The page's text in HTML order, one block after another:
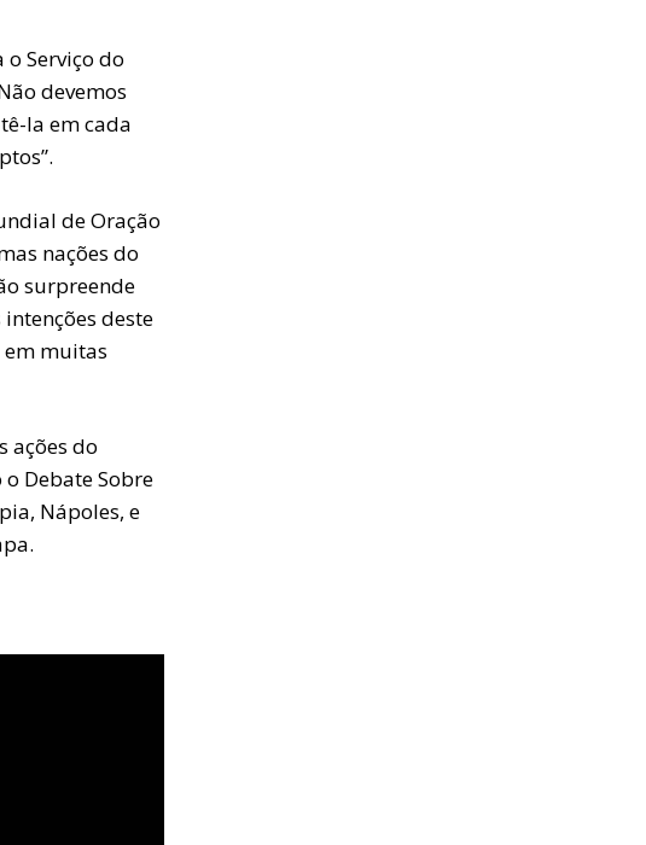
Serviço do
devemos
la em cada
de Oração
nações do
surpreende
deste
em muitas
ações do
Debate Sobre
Nápoles, e